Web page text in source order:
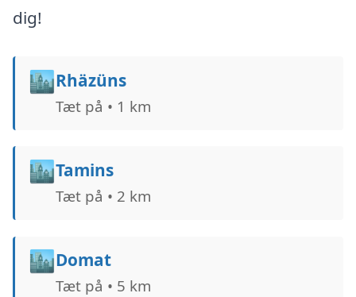
dig!
🏙️Rhäzüns
Tæt på • 1 km
🏙️Tamins
Tæt på • 2 km
🏙️Domat
Tæt på • 5 km